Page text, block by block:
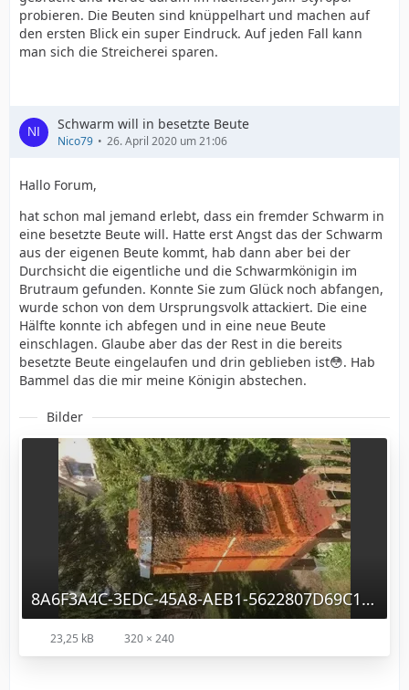
probieren. Die Beuten sind knüppelhart und machen auf
den ersten Blick ein super Eindruck. Auf jeden Fall kann
man sich die Streicherei sparen.
Schwarm will in besetzte Beute
Nico79 26. April 2020 um 21:06
Hallo Forum,
hat schon mal jemand erlebt, dass ein fremder Schwarm in
eine besetzte Beute will. Hatte erst Angst das der Schwarm
aus der eigenen Beute kommt, hab dann aber bei der
Durchsicht die eigentliche und die Schwarmkönigin im
Brutraum gefunden. Konnte Sie zum Glück noch abfangen,
wurde schon von dem Ursprungsvolk attackiert. Die eine
Hälfte konnte ich abfegen und in eine neue Beute
einschlagen. Glaube aber das der Rest in die bereits
besetzte Beute eingelaufen und drin geblieben ist😳. Hab
Bammel das die mir meine Königin abstechen.
Bilder
8A6F3A4C-3EDC-45A8-AEB1-5622807D69C1.webp
23,25 kB 320 × 240